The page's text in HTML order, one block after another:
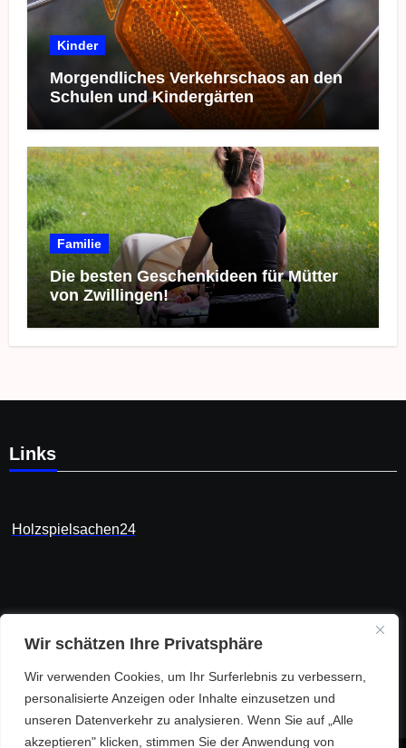
Wir schätzen Ihre Privatsphäre
Wir verwenden Cookies, um Ihr Surferlebnis zu verbessern,
personalisierte Anzeigen oder Inhalte einzusetzen und
unseren Datenverkehr zu analysieren. Wenn Sie auf „Alle
akzeptieren" klicken, stimmen Sie der Anwendung von
Kinder
Morgendliches Verkehrschaos an den
Schulen und Kindergärten
Familie
Die besten Geschenkideen für Mütter
von Zwillingen!
Links
Holzspielsachen24
unseren liebsten Spielsachen.